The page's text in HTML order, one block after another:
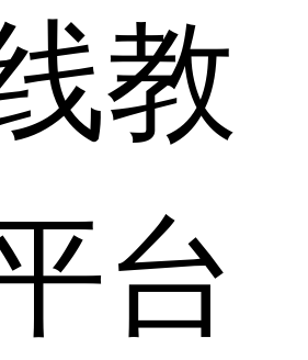
教
台